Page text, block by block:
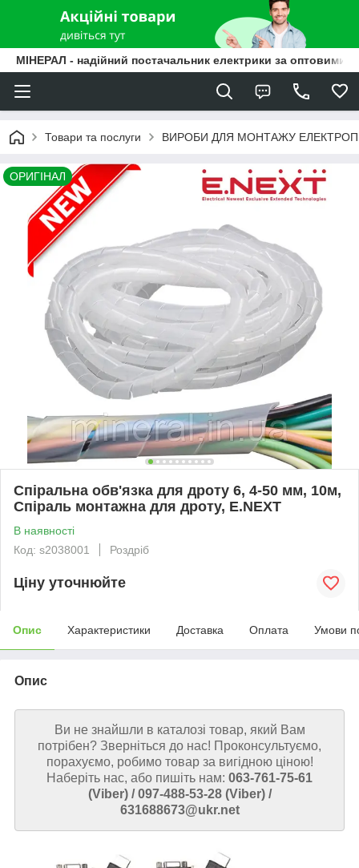
МІНЕРАЛ - надійний постачальник електрики за оптовими
Товари та послуги ВИРОБИ ДЛЯ МОНТАЖУ
ОРИГІНАЛ
Спіральна обв'язка для дроту 6, 4-50 мм, 10м,
Спіраль монтажна для дроту, E.NEXT
В наявності
Код: s2038001
Роздріб
Ціну уточнюйте
Опис Характеристики Доставка Оплата Умови
Опис
Ви не знайшли в каталозі товар, який Вам
потрібен? Зверніться до нас! Проконсультуємо,
порахуємо, робимо товар за вигідною ціною!
Наберіть нас, або пишіть нам: 063-761-75-61
(Viber) / 097-488-53-28 (Viber) /
631688673@ukr.net